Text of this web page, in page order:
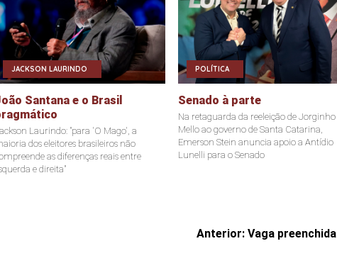
JACKSON LAURINDO
Santana e o Brasil
Laurindo: "para 'O Mago', a
dos eleitores brasileiros não
as diferenças reais entre
e direita"
POLÍTICA
Senado à parte
Na retaguarda da reeleição de Jorginho
Mello ao governo de Santa Catarina,
Emerson Stein anuncia apoio a Antídio
Lunelli para o Senado
Anterior: Vaga preenchida